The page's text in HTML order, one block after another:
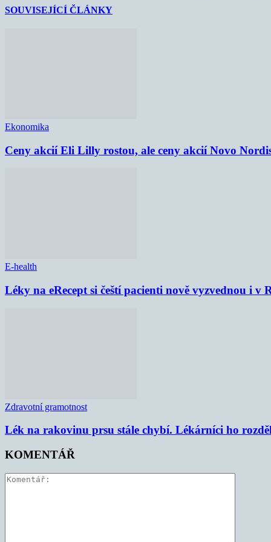
SOUVISEJÍCÍ ČLÁNKY
Ekonomika
Ceny akcií Eli Lilly rostou, ale ceny akcií Novo
E-health
Léky na eRecept si čeští pacienti nově vyzvednou i v
Zdravotní gramotnost
Lék na rakovinu prsu stále chybí. Lékárníci ho
KOMENTÁŘ